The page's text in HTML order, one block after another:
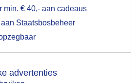
min. € 40,- aan cadeaus
Staatsbosbeheer
advertenties
geen akkoord op hebt gegeven,
pop-up uit je browser waarin
toon de popup